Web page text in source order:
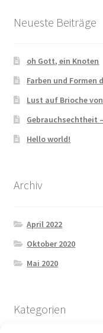
Cookie Policy (EU)
Neueste Beiträge
oh Gott, ein Knoten
Farben und Formen
Lust auf Brioche
Gebrauchsechtheit
Hello world!
Archiv
April 2022
Oktober 2020
Mai 2020
Kategorien